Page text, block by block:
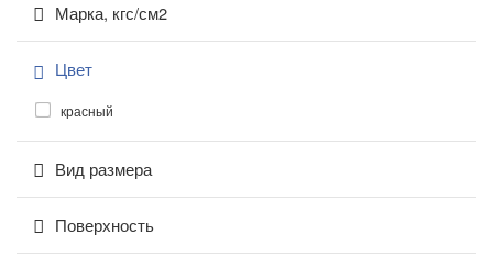
Марка, кгс/см2
Цвет
красный
Вид размера
Поверхность